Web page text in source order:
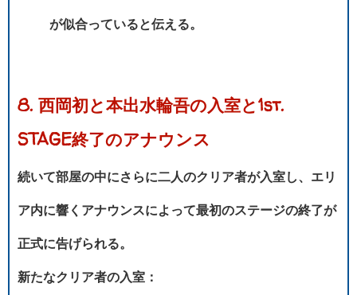
が似合っていると伝える。
8. 西岡初と本出水輪吾の入室と1st.
STAGE終了のアナウンス
続いて部屋の中にさらに二人のクリア者が入室し、エリ
ア内に響くアナウンスによって最初のステージの終了が
正式に告げられる。
新たなクリア者の入室：